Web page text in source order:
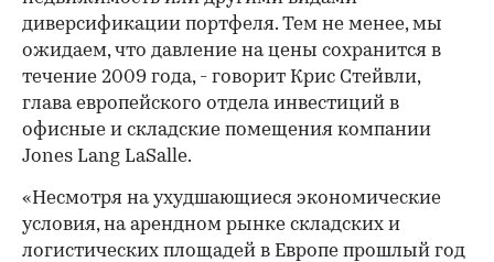
диверсификации портфеля. Тем не менее, мы
ожидаем, что давление на цены сохранится в
течение 2009 года, - говорит Крис Стейвли,
глава европейского отдела инвестиций в
офисные и складские помещения компании
Jones Lang LaSalle.
«Несмотря на ухудшающиеся экономические
условия, на арендном рынке складских и
логистических площадей в Европе прошлый год